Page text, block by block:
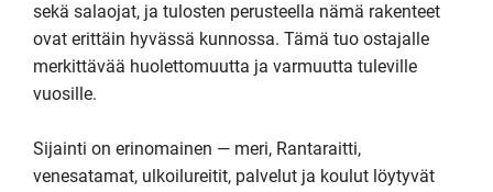
sekä salaojat, ja tulosten perusteella nämä rakenteet
ovat erittäin hyvässä kunnossa. Tämä tuo ostajalle
merkittävää huolettomuutta ja varmuutta tuleville
vuosille.
Sijainti on erinomainen — meri, Rantaraitti,
venesatamat, ulkoilureitit, palvelut ja koulut löytyvät